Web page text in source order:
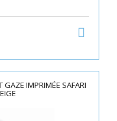
GAZE IMPRIMÉE SAFARI